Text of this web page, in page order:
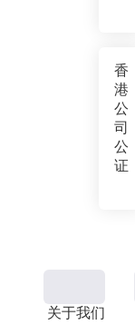
香
港
公
司
公
证
关于我们